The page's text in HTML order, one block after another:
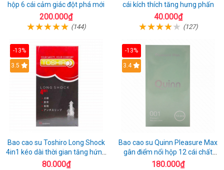
hộp 6 cái cảm giác đột phá mới
200.000₫
(144)
cái kích thích tăng hưng phấn
40.000₫
(127)
-13%
3.5
Bao cao su Toshiro Long Shock
4in1 kéo dài thời gian tăng hứng
thú hộp 10
80.000₫
-13%
3.4
Bao cao su Quinn Pleasure Max
gân điểm nổi hộp 12 cái chất
lượng
180.000₫